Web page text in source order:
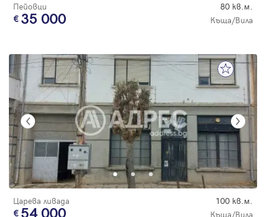
Пейовци 80 кв.м.
35 000 Къща/Вила
Царева ливада 100 кв.м.
Къща/Вила